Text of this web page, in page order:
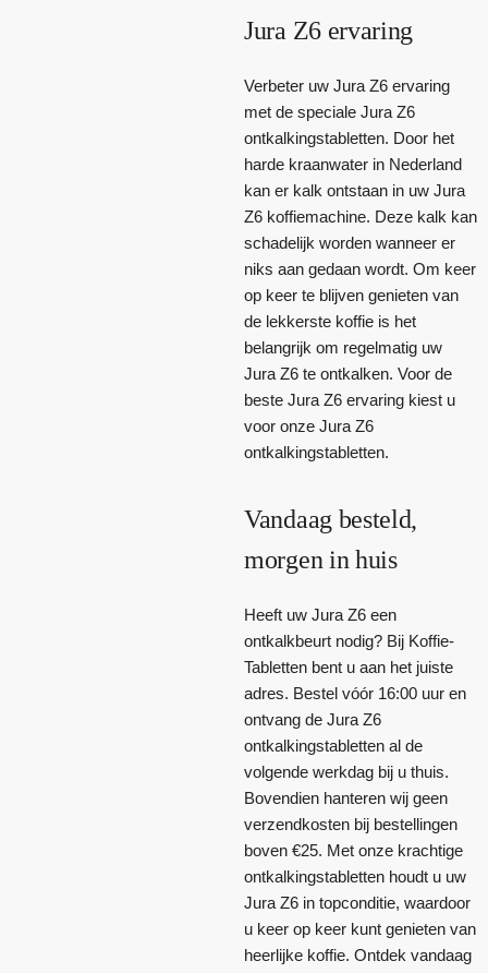
Jura Z6 ervaring
Verbeter uw Jura Z6 ervaring
met de speciale Jura Z6
ontkalkingstabletten. Door het
harde kraanwater in Nederland
kan er kalk ontstaan in uw Jura
Z6 koffiemachine. Deze kalk kan
schadelijk worden wanneer er
niks aan gedaan wordt. Om keer
op keer te blijven genieten van
de lekkerste koffie is het
belangrijk om regelmatig uw
Jura Z6 te ontkalken. Voor de
beste Jura Z6 ervaring kiest u
voor onze Jura Z6
ontkalkingstabletten.
Vandaag besteld,
morgen in huis
Heeft uw Jura Z6 een
ontkalkbeurt nodig? Bij Koffie-
Tabletten bent u aan het juiste
adres. Bestel vóór 16:00 uur en
ontvang de Jura Z6
ontkalkingstabletten al de
volgende werkdag bij u thuis.
Bovendien hanteren wij geen
verzendkosten bij bestellingen
boven €25. Met onze krachtige
ontkalkingstabletten houdt u uw
Jura Z6 in topconditie, waardoor
u keer op keer kunt genieten van
heerlijke koffie. Ontdek vandaag